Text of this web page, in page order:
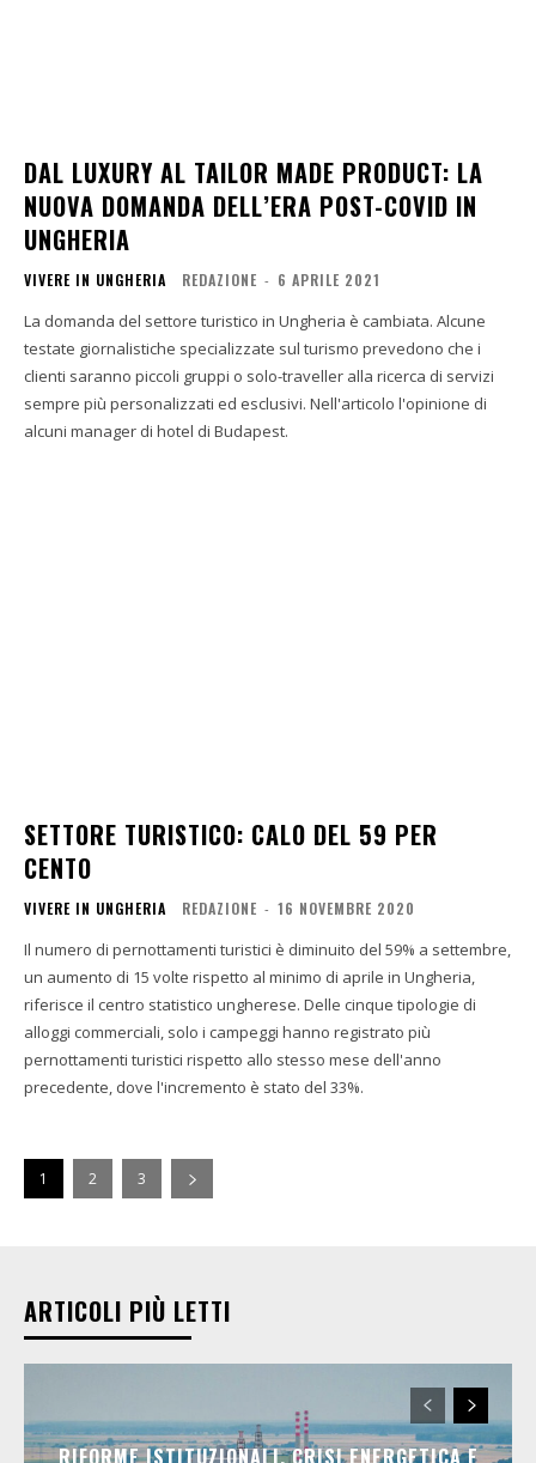
DAL LUXURY AL TAILOR MADE PRODUCT: LA
NUOVA DOMANDA DELL’ERA POST-COVID IN
UNGHERIA
VIVERE IN UNGHERIA REDAZIONE - 6 APRILE 2021
La domanda del settore turistico in Ungheria è cambiata. Alcune
testate giornalistiche specializzate sul turismo prevedono che i
clienti saranno piccoli gruppi o solo-traveller alla ricerca di servizi
sempre più personalizzati ed esclusivi. Nell'articolo l'opinione di
alcuni manager di hotel di Budapest.
SETTORE TURISTICO: CALO DEL 59 PER
CENTO
VIVERE IN UNGHERIA REDAZIONE - 16 NOVEMBRE 2020
Il numero di pernottamenti turistici è diminuito del 59% a settembre,
un aumento di 15 volte rispetto al minimo di aprile in Ungheria,
riferisce il centro statistico ungherese. Delle cinque tipologie di
alloggi commerciali, solo i campeggi hanno registrato più
pernottamenti turistici rispetto allo stesso mese dell'anno
precedente, dove l'incremento è stato del 33%.
1 2 3
ARTICOLI PIÙ LETTI
RIFORME ISTITUZIONALI, CRISI ENERGETICA E